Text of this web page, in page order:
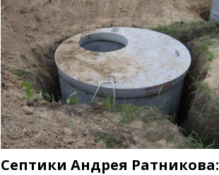
Септики Андрея Ратникова: